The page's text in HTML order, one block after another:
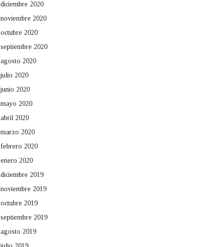
diciembre 2020
noviembre 2020
octubre 2020
septiembre 2020
agosto 2020
julio 2020
junio 2020
mayo 2020
abril 2020
marzo 2020
febrero 2020
enero 2020
diciembre 2019
noviembre 2019
octubre 2019
septiembre 2019
agosto 2019